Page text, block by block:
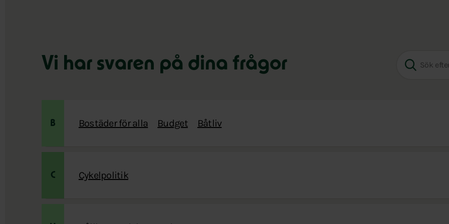
Vi har svaren på dina frågor
B Bostäder för alla Budget Båtliv
C Cykelpolitik